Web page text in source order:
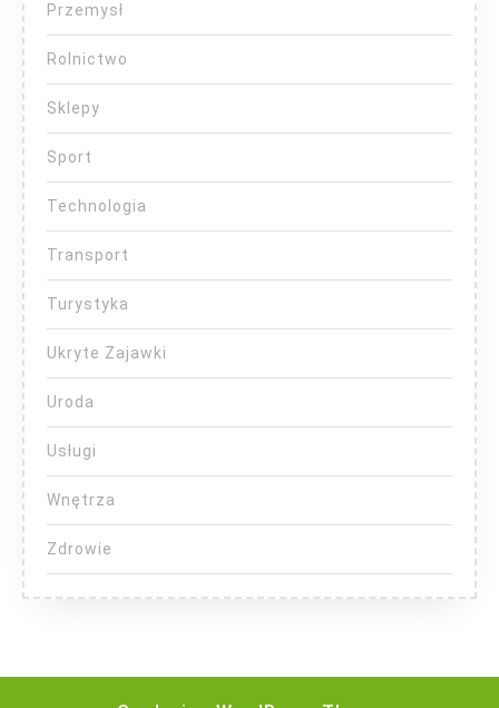
Przemysł
Rolnictwo
Sklepy
Sport
Technologia
Transport
Turystyka
Ukryte Zajawki
Uroda
Usługi
Wnętrza
Zdrowie